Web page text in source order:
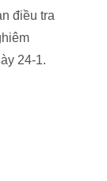
điều tra
24-1.